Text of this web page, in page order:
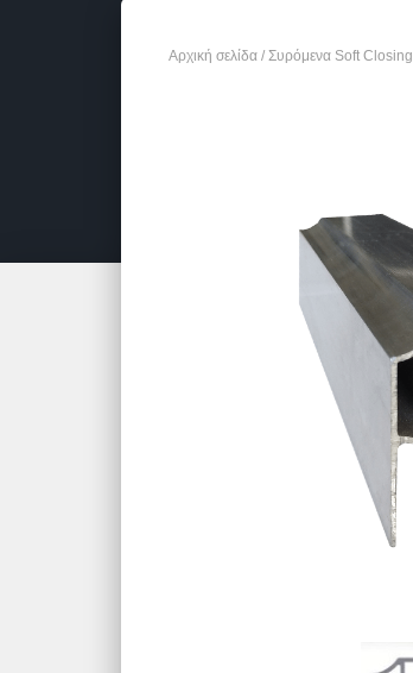
Αρχική σελίδα / Συρόμενα Soft Closing